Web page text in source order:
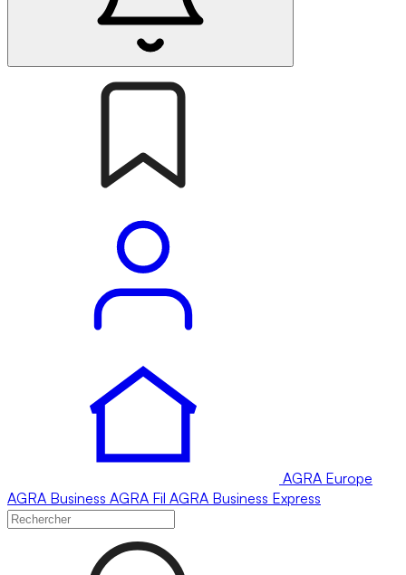
AGRA Europe
AGRA Business AGRA Fil AGRA Business Express